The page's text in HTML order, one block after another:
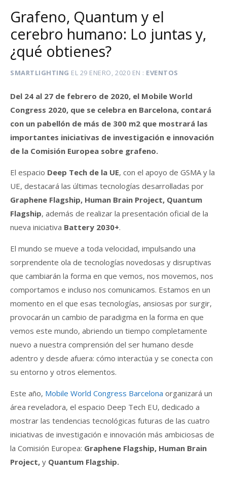
Grafeno, Quantum y el
cerebro humano: Lo juntas y,
¿qué obtienes?
SMARTLIGHTING EL 29 ENERO, 2020 EN EVENTOS
Del 24 al 27 de febrero de 2020, el Mobile World
Congress 2020, que se celebra en Barcelona, ​​contará
con un pabellón de más de 300 m2 que mostrará las
importantes iniciativas de investigación e innovación
de la Comisión Europea sobre grafeno.
El espacio Deep Tech de la UE, con el apoyo de GSMA y la
UE, destacará las últimas tecnologías desarrolladas por
Graphene Flagship, Human Brain Project, Quantum
Flagship, además de realizar la presentación oficial de la
nueva iniciativa Battery 2030+.
El mundo se mueve a toda velocidad, impulsando una
sorprendente ola de tecnologías novedosas y disruptivas
que cambiarán la forma en que vemos, nos movemos, nos
comportamos e incluso nos comunicamos. Estamos en un
momento en el que esas tecnologías, ansiosas por surgir,
provocarán un cambio de paradigma en la forma en que
vemos este mundo, abriendo un tiempo completamente
nuevo a nuestra comprensión del ser humano desde
adentro y desde afuera: cómo interactúa y se conecta con
su entorno y otros elementos.
Este año, Mobile World Congress Barcelona organizará un
área reveladora, el espacio Deep Tech EU, dedicado a
mostrar las tendencias tecnológicas futuras de las cuatro
iniciativas de investigación e innovación más ambiciosas de
la Comisión Europea: Graphene Flagship, Human Brain
Project, y Quantum Flagship.